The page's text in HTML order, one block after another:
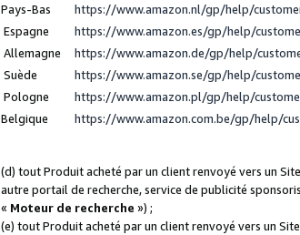
Pays-Bas
https://www.amazon.nl/gp/help/
Espagne
https://www.amazon.es/gp/help/
Allemagne
https://www.amazon.de/gp/help/
Suède
https://www.amazon.se/gp/help/
Pologne
https://www.amazon.pl/gp/help/
Belgique
https://www.amazon.com.be/gp/help/
(d) tout Produit acheté par un client renvoyé vers un
autre portail de recherche, service de publicité
« Moteur de recherche ») ;
(e) tout Produit acheté par un client renvoyé vers un